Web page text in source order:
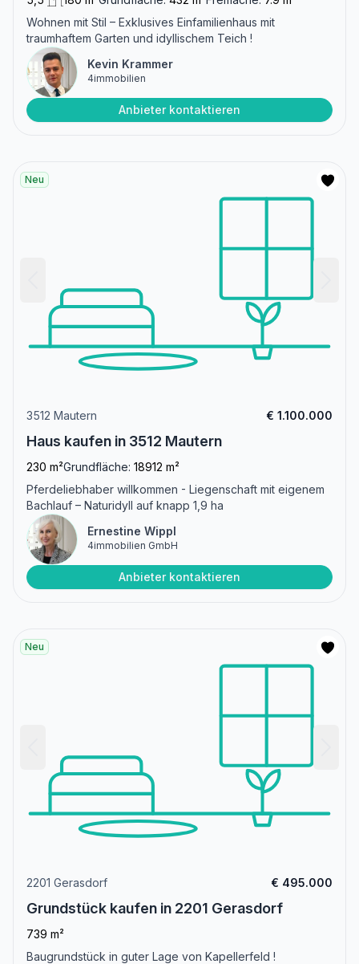
Wohnen mit Stil – Exklusives Einfamilienhaus mit
traumhaftem Garten und idyllischem Teich !
Kevin Krammer
4immobilien
Anbieter kontaktieren
Neu
3512 Mautern € 1.100.000
Haus kaufen in 3512 Mautern
230 m²Grundfläche: 18912 m²
Pferdeliebhaber willkommen - Liegenschaft mit eigenem
Bachlauf – Naturidyll auf knapp 1,9 ha
Ernestine Wippl
4immobilien GmbH
Anbieter kontaktieren
Neu
2201 Gerasdorf € 495.000
Grundstück kaufen in 2201 Gerasdorf
739 m²
Baugrundstück in guter Lage von Kapellerfeld !